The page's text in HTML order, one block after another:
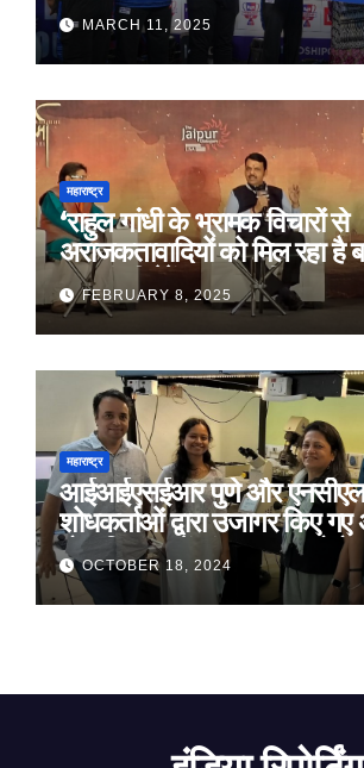
MARCH 11, 2025
महाराष्ट्र
‘राहुल गांधी के भ्रामक विचारों से
अराजकतावादियों को मिल रहा है
मुख्यमंत्री देवेंद्र फडणवीस का
FEBRUARY 8, 2025
महाराष्ट्र
आईआईएसईआर पुणे और
शोधकर्ताओं द्वारा उजागर किए
ठोस विरूपण में संरचनात्मक
भूमिका
OCTOBER 18, 2024